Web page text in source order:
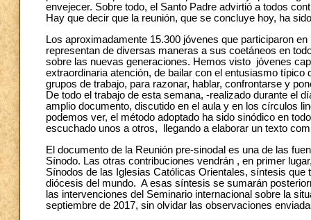
envejecer. Sobre todo, el Santo Padre advirtió a todos
Hay que decir que la reunión, que se concluye hoy, ha
Los aproximadamente 15.300 jóvenes que participaron
representan de diversas maneras a sus coetáneos en
sobre las nuevas generaciones. Hemos visto jóvenes
extraordinaria atención, de bailar con el entusiasmo
grupos de trabajo, para razonar, hablar, confrontarse y
De todo el trabajo de esta semana, -realizado durante el
amplio documento, discutido en el aula y en los círculos
podemos ver, el método adoptado ha sido sinódico en
escuchado unos a otros, llegando a elaborar un texto
El documento de la Reunión pre-sinodal es una de las
Sínodo. Las otras contribuciones vendrán , en primer
Sínodos de las Iglesias Católicas Orientales, síntesis
diócesis del mundo. A esas síntesis se sumarán
las intervenciones del Seminario internacional sobre la
septiembre de 2017, sin olvidar las observaciones